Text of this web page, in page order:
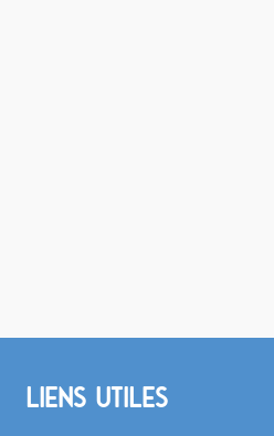
Liens utiles